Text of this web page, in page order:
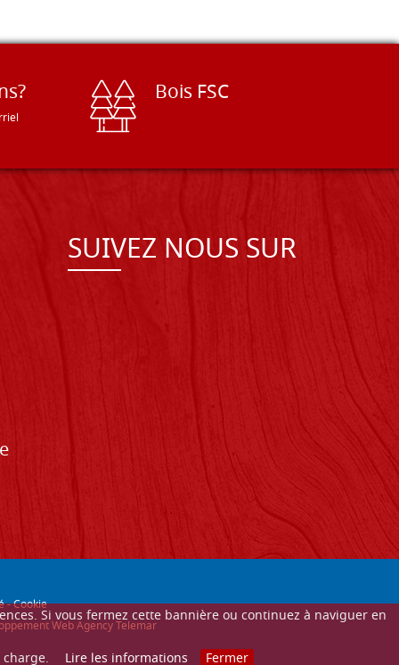
Si vous fermez cette bannière ou continuez à naviguer en
Lire les informations Fermer
Bois FSC
SUIVEZ NOUS SUR
-Cookie
Web Agency Telemar